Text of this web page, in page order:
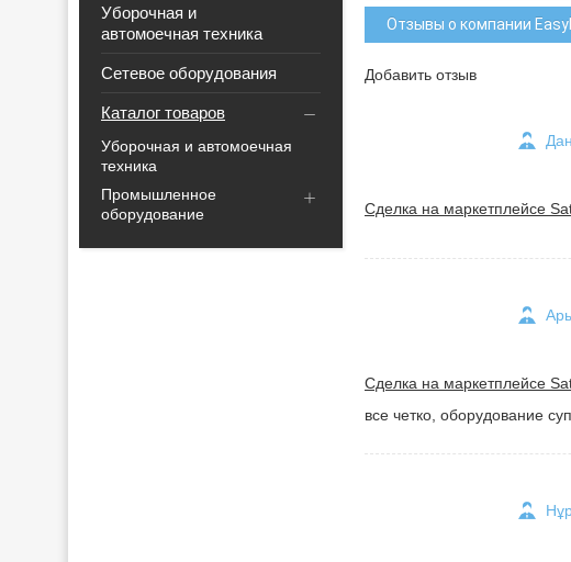
Уборочная и
автомоечная техника
Сетевое оборудования
Каталог товаров
Уборочная и автомоечная
техника
Промышленное
оборудование
Отзывы о компании
Добавить отзыв
Сделка на маркетплейсе
Сделка на маркетплейсе
все четко, оборудование